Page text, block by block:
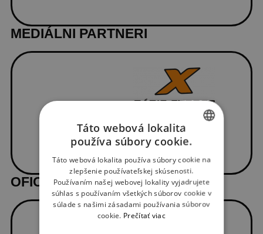
MEDIÁLNI PARTNERI
OFICIÁLNI DODÁVATELIA
SLOVAK
ENGLISH
Táto webová lokalita
používa súbory cookie.
Táto webová lokalita používa súbory cookie na
zlepšenie používateľskej skúsenosti.
Používaním našej webovej lokality vyjadrujete
súhlas s používaním všetkých súborov cookie v
súlade s našimi zásadami používania súborov
cookie. Prečítať viac